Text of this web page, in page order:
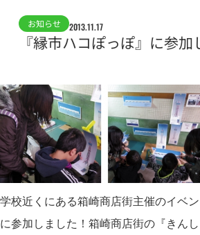
お知らせ 2013.11.17
『縁市ハコぽっぽ』に参加
学校近くにある箱崎商店街主催のイベ
に参加しました！箱崎商店街の『きん